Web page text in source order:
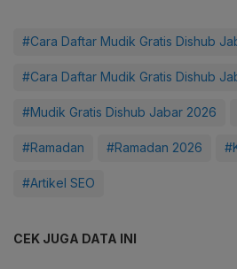
#Cara Daftar Mudik Gratis Dishub
#Cara Daftar Mudik Gratis Dishub
#Mudik Gratis Dishub Jabar 2026
#Ramadan #Ramadan 2026
#Artikel SEO
CEK JUGA DATA INI